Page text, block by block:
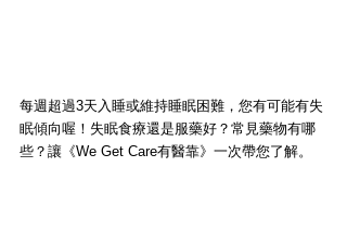
每週超過3天入睡或維持睡眠困難，您有可能有失
眠傾向喔！失眠食療還是服藥好？常見藥物有哪
些？讓《We Get Care有醫靠》一次帶您了解。